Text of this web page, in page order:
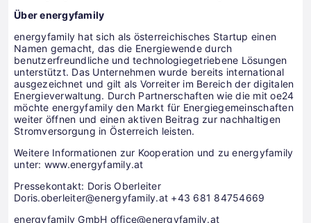
Über energyfamily
energyfamily hat sich als österreichisches Startup einen
Namen gemacht, das die Energiewende durch
benutzerfreundliche und technologiegetriebene Lösungen
unterstützt. Das Unternehmen wurde bereits international
ausgezeichnet und gilt als Vorreiter im Bereich der digitalen
Energieverwaltung. Durch Partnerschaften wie die mit oe24
möchte energyfamily den Markt für Energiegemeinschaften
weiter öffnen und einen aktiven Beitrag zur nachhaltigen
Stromversorgung in Österreich leisten.
Weitere Informationen zur Kooperation und zu energyfamily
unter: www.energyfamily.at
Pressekontakt: Doris Oberleiter
Doris.oberleiter@energyfamily.at +43 681 84754669
energyfamily GmbH office@energyfamily.at